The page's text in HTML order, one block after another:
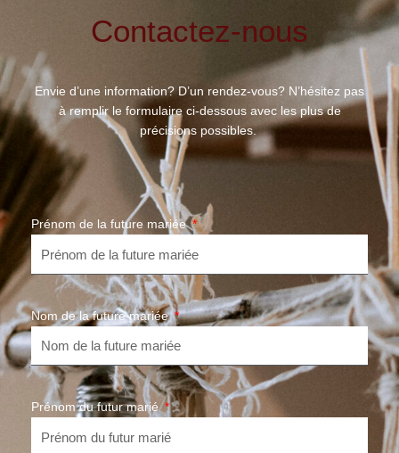
Contactez-nous
Envie d’une information? D’un rendez-vous? N’hésitez pas
à remplir le formulaire ci-dessous avec les plus de
précisions possibles.
Prénom de la future mariée
Nom de la future mariée
Prénom du futur marié